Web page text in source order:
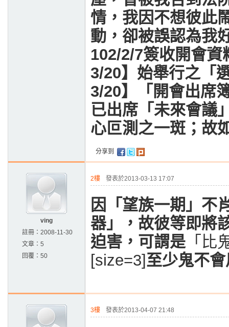
情，我因不想彼此
動，卻被誤認為我
102/2/7簽收開會資
3/20】始舉行之「
3/20】「開會出席
已出席「未來會議
心叵測之一斑；故
分享到
ving
註冊： 2008-11-30
文章： 5
回覆： 50
2樓 發表於2013-03-13 17:07
因「望族一期」不
器」，故彼等即將
迫害，可謂是「比
[size=3]至少鬼不
3樓 發表於2013-04-07 21:48